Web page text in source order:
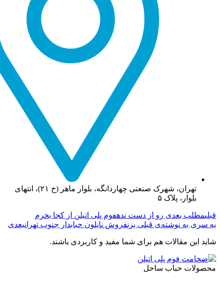
تهران، شهرک صنعتی چهاردانگه، بلوار ماهر (خ ۲۱)، انتهای
بلوار، پلاک ۵
قبلیمطلب بعدی رو از دست ندهفوم پلی اتیلن از کجا بخرم
یه سری به نوشته‌ی قبلی بزنفروش نایلون حبابدار جنوب تهرانبعدی
شاید این مقالات هم برای شما مفید و کاربردی باشند.
محصولات حباب ساحل